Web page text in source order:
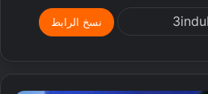
نسخ الرابط